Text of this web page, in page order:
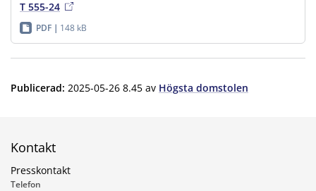
T 555-24
PDF 148 kB
Publicerad: 2025-05-26 8.45 av Högsta domstolen
Kontakt
Presskontakt
Telefon